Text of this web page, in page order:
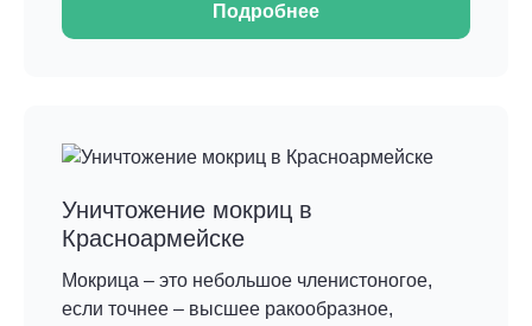
Подробнее
Уничтожение мокриц в
Красноармейске
Мокрица – это небольшое членистоногое,
если точнее – высшее ракообразное,